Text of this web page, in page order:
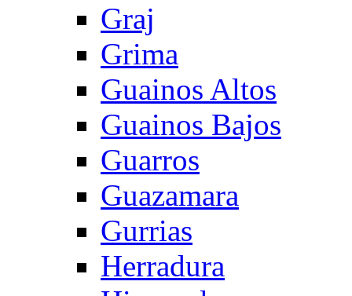
Graj
Grima
Guainos Altos
Guainos Bajos
Guarros
Guazamara
Gurrias
Herradura